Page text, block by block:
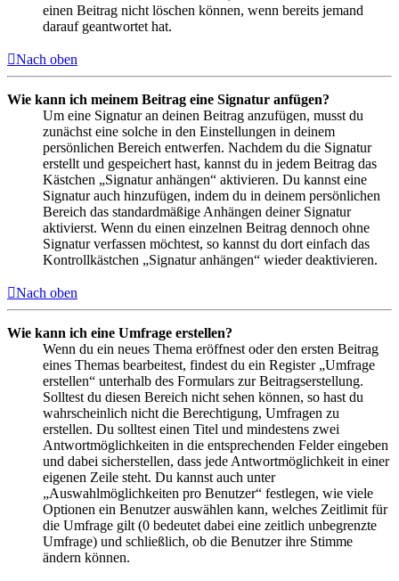
einen Beitrag nicht löschen können, wenn bereits jemand
darauf geantwortet hat.
Nach oben
Wie kann ich meinem Beitrag eine Signatur anfügen?
Um eine Signatur an deinen Beitrag anzufügen, musst du
zunächst eine solche in den Einstellungen in deinem
persönlichen Bereich entwerfen. Nachdem du die Signatur
erstellt und gespeichert hast, kannst du in jedem Beitrag das
Kästchen „Signatur anhängen“ aktivieren. Du kannst eine
Signatur auch hinzufügen, indem du in deinem persönlichen
Bereich das standardmäßige Anhängen deiner Signatur
aktivierst. Wenn du einen einzelnen Beitrag dennoch ohne
Signatur verfassen möchtest, so kannst du dort einfach das
Kontrollkästchen „Signatur anhängen“ wieder deaktivieren.
Nach oben
Wie kann ich eine Umfrage erstellen?
Wenn du ein neues Thema eröffnest oder den ersten Beitrag
eines Themas bearbeitest, findest du ein Register „Umfrage
erstellen“ unterhalb des Formulars zur Beitragserstellung.
Solltest du diesen Bereich nicht sehen können, so hast du
wahrscheinlich nicht die Berechtigung, Umfragen zu
erstellen. Du solltest einen Titel und mindestens zwei
Antwortmöglichkeiten in die entsprechenden Felder eingeben
und dabei sicherstellen, dass jede Antwortmöglichkeit in einer
eigenen Zeile steht. Du kannst auch unter
„Auswahlmöglichkeiten pro Benutzer“ festlegen, wie viele
Optionen ein Benutzer auswählen kann, welches Zeitlimit für
die Umfrage gilt (0 bedeutet dabei eine zeitlich unbegrenzte
Umfrage) und schließlich, ob die Benutzer ihre Stimme
ändern können.